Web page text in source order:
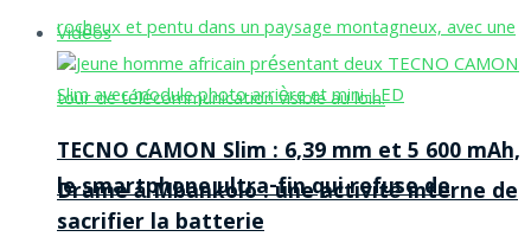
Drame à Mbankolo : une activité interne de
Vidéos
TECNO CAMON Slim : 6,39 mm et 5 600 mAh,
le smartphone ultra-fin qui refuse de
sacrifier la batterie